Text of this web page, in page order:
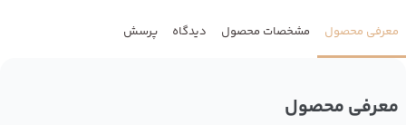
معرفی محصول مشخصات محصول دیدگاه پرسش
معرفی محصول